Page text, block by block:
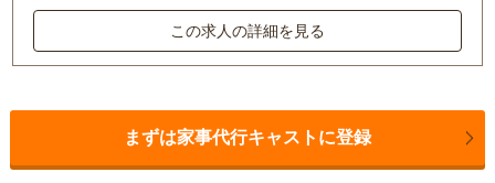
この求人の詳細を見る
まずは家事代行キャストに登録